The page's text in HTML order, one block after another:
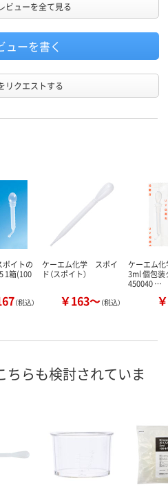
ビューを全て見る
ューを書く
リクエストする
ポイトの
1箱(100
（税込）
ケーエム化学 スポイ
ド（スポイト）
￥163～（税込）
ケーエム
3ml 個包装
450040 …
ちらも検討されていま